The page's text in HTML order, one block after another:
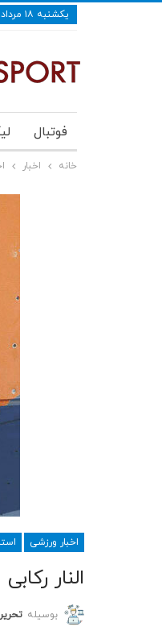
یکشنبه ۱۸ مرداد ۱۴۰۵
فوتبال
خانه اخبار
اخبار ورزشی
النار
بوسیله